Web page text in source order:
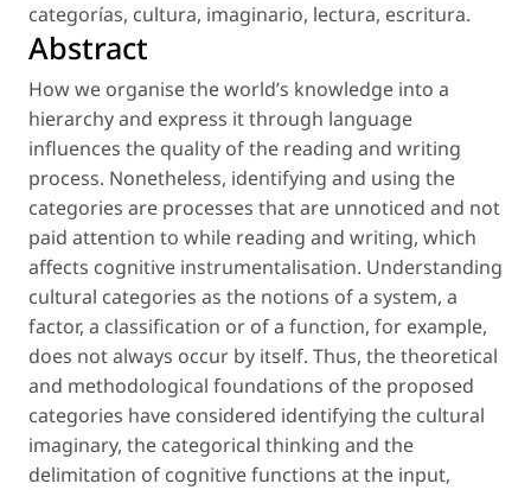
categorías, cultura, imaginario, lectura, escritura.
Abstract
How we organise the world’s knowledge into a
hierarchy and express it through language
influences the quality of the reading and writing
process. Nonetheless, identifying and using the
categories are processes that are unnoticed and not
paid attention to while reading and writing, which
affects cognitive instrumentalisation. Understanding
cultural categories as the notions of a system, a
factor, a classification or of a function, for example,
does not always occur by itself. Thus, the theoretical
and methodological foundations of the proposed
categories have considered identifying the cultural
imaginary, the categorical thinking and the
delimitation of cognitive functions at the input,